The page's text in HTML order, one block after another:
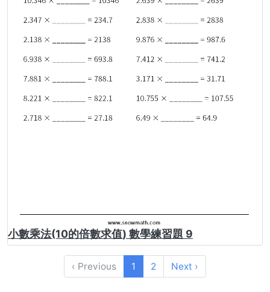
小數乘法(10的倍數求值) 數學練習題 9
‹ Previous 1 2 Next ›